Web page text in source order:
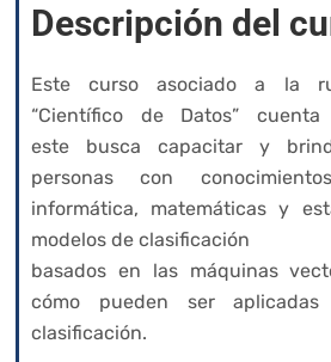
Descripción del
Este curso asociado a la
“Científico de Datos”
este busca capacitar y
personas con
informática, matemáticas y
modelos de clasificación
basados en las máquinas
cómo pueden ser
clasificación.